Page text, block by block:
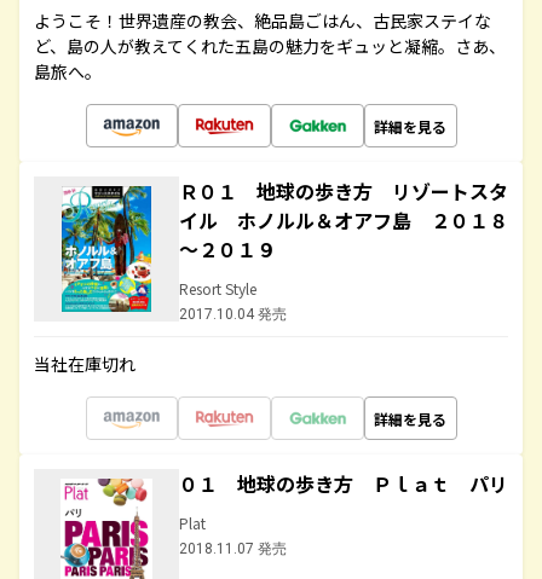
ようこそ！世界遺産の教会、絶品島ごはん、古民家ステイな
ど、島の人が教えてくれた五島の魅力をギュッと凝縮。さあ、
島旅へ。
詳細を見る
Ｒ０１ 地球の歩き方 リゾートスタ
イル ホノルル＆オアフ島 ２０１８
～２０１９
Resort Style
2017.10.04 発売
当社在庫切れ
詳細を見る
０１ 地球の歩き方 Ｐｌａｔ パリ
Plat
2018.11.07 発売